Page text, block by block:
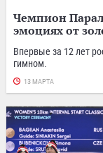
Чемпион
эмоциях от
Впервые за 12 лет
гимном.
13 МАРТА